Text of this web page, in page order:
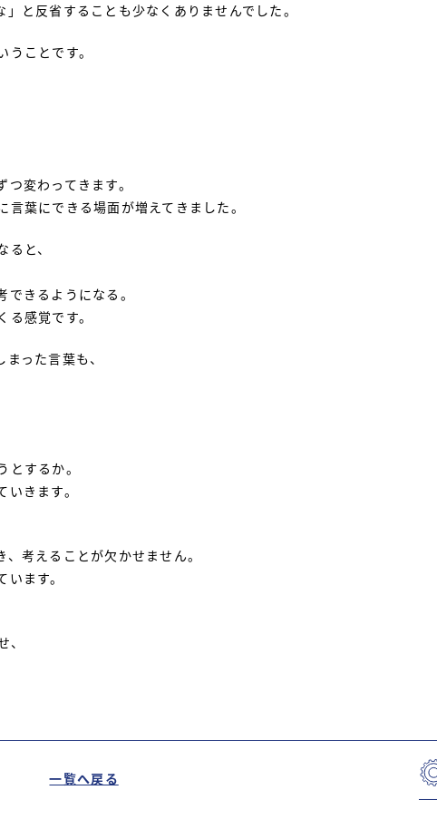
と反省することも少なくありませんでした。
うことです。
変わってきます。
葉にできる場面が増えてきました。
と、
きるようになる。
感覚です。
った言葉も、
するか。
きます。
考えることが欠かせません。
ます。
一覧へ戻る